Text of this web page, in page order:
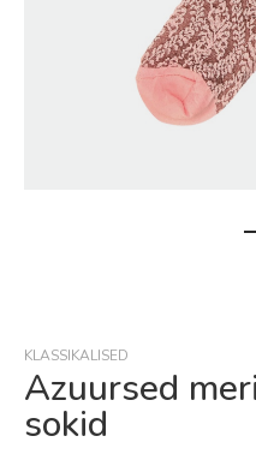
of
the
images
KLASSIKALISED
Azuursed
sokid